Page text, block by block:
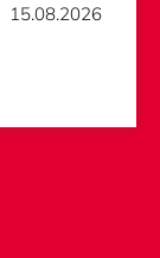
15.08.2026